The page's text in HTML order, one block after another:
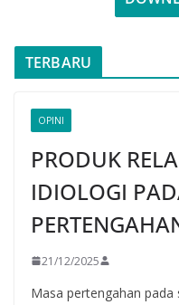
TERBARU
OPINI
PRODUK
IDIOLOGI
21/12/2025
Masa pertengahan pada